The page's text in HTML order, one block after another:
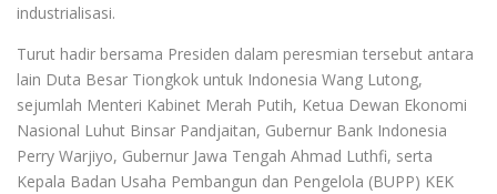
industrialisasi.
Turut hadir bersama Presiden dalam peresmian tersebut antara
lain Duta Besar Tiongkok untuk Indonesia Wang Lutong,
sejumlah Menteri Kabinet Merah Putih, Ketua Dewan Ekonomi
Nasional Luhut Binsar Pandjaitan, Gubernur Bank Indonesia
Perry Warjiyo, Gubernur Jawa Tengah Ahmad Luthfi, serta
Kepala Badan Usaha Pembangun dan Pengelola (BUPP) KEK